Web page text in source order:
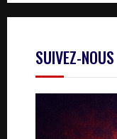
SUIVEZ-NOUS